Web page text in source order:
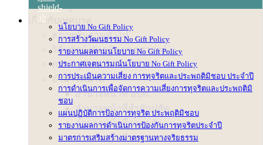
เข้าสู่ระบบ
เกี่ยวกับเทศบาล
สภาพพื้นฐานทั่วไป
วิสัยทัศน์ พันธกิจ ยุทธศาสตร์
ตราสัญลักษณ์
อำนาจหน้าที่
อำนาจหน้าที่ อบต.
อำนาจหน้าที่สำนักปลัด
อำนาจหน้าที่กองคลัง
อำนาจหน้าที่กองช่าง
นโยบาย No Gift Policy
การสร้างวัฒนธรรม No Gift Policy
รายงานผลตามนโยบาย No Gift Policy
ประกาศเจตนารมณ์นโยบาย No Gift Policy
การประเมินความเสี่ยง การทุจริตและประพฤติมิชอบ ประจำปี
การดำเนินการเพื่อจัดการความเสี่ยงการทุจริตและประพฤติมิ
ชอบ
แผนปฏิบัติการป้องการทุจริต ประพฤติมิชอบ
รายงานผลการดำเนินการป้องกันการทุจริตประจำปี
มาตรการเสริมสร้างมาตรฐานทางจริยธรรม